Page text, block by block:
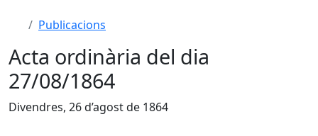
Publicacions
Acta ordinària del dia
27/08/1864
Divendres, 26 d’agost de 1864